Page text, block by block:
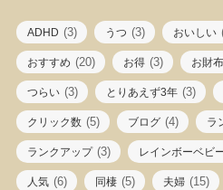
ADHD (3) うつ (3) おいしい
おすすめ (20) お得 (3) お財
つらい (3) とりあえず3年 (3)
クリック数 (5) ブログ (4) ラ
ランクアップ(3) レインボーベビ
人気 (6) 同棲 (5) 夫婦 (15)